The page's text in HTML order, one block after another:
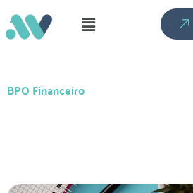
BPO Financeiro